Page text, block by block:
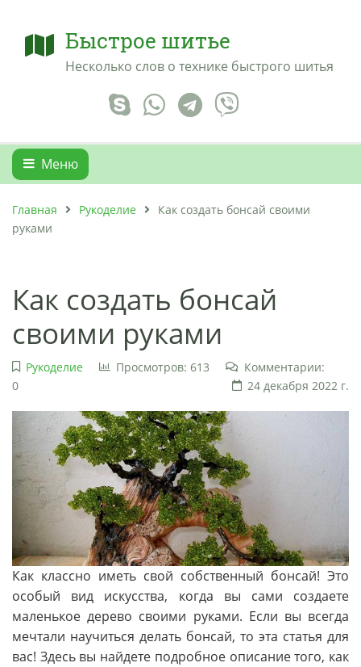
Быстрое шитье
Несколько слов о технике быстрого шитья
Меню
Главная Рукоделие
Как создать бонсай своими
руками
Как создать бонсай
своими руками
Рукоделие Просмотров: 613
Комментарии:
0
24 декабря 2022 г.
Как классно иметь свой собственный бонсай! Это
особый вид искусства, когда вы сами создаете
маленькое дерево своими руками. Если вы всегда
мечтали научиться делать бонсай, то эта статья для
вас! Здесь вы найдете подробное описание того, как